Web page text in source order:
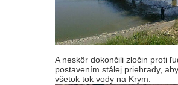
A neskôr dokončili zločin proti
postavením stálej priehrady,
všetok tok vody na Krym: